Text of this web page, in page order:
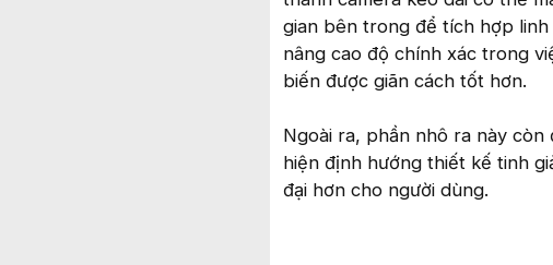
gian bên trong để tích hợp
nâng cao độ chính xác trong
biến được giãn cách tốt hơn.
Ngoài ra, phần nhô ra này
hiện định hướng thiết kế tinh
đại hơn cho người dùng.